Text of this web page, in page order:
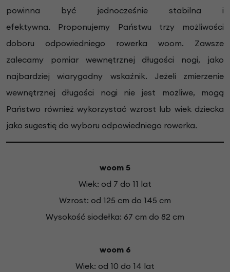
powinna być jednocześnie stabilna i
efektywna. Proponujemy Państwu trzy możliwości
doboru odpowiedniego rowerka woom. Zawsze
zalecamy pomiar wewnętrznej długości nogi, jako
najbardziej wiarygodny wskaźnik. Jeżeli zmierzenie
wewnętrznej długości nogi nie jest możliwe, mogą
Państwo również wykorzystać wzrost lub wiek dziecka
jako sugestię do wyboru odpowiedniego rowerka.
woom 5
Wiek: od 7 do 11 lat
Wzrost: od 125 cm do 145 cm
Wysokość siodełka: 67 cm do 82 cm
woom 6
Wiek: od 10 do 14 lat